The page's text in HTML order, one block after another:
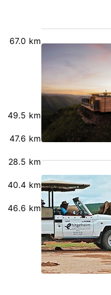
67.0 km
49.5 km
47.6 km
28.5 km
40.4 km
46.6 km